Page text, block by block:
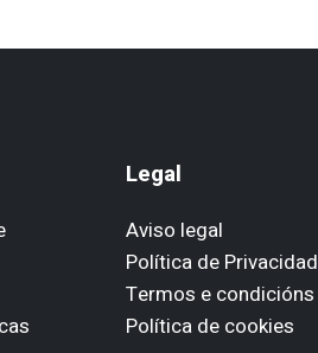
Legal
Aviso legal
Política de
Termos e condicións
Política de cookies